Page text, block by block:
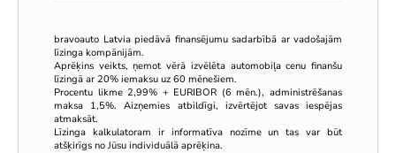
bravoauto Latvia piedāvā finansējumu sadarbībā ar vadošajām
līzinga kompānijām.
Aprēķins veikts, ņemot vērā izvēlēta automobiļa cenu finanšu
līzingā ar 20% iemaksu uz 60 mēnešiem.
Procentu likme 2,99% + EURIBOR (6 mēn.), administrēšanas
maksa 1,5%. Aizņemies atbildīgi, izvērtējot savas iespējas
atmaksāt.
Līzinga kalkulatoram ir informatīva nozīme un tas var būt
atšķirīgs no Jūsu individuālā aprēķina.